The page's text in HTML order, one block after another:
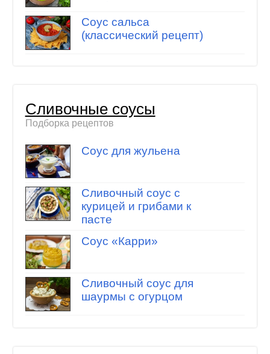
Соус сальса
(классический рецепт)
Сливочные соусы
Подборка рецептов
Соус для жульена
Сливочный соус с
курицей и грибами к
пасте
Соус «Карри»
Сливочный соус для
шаурмы с огурцом